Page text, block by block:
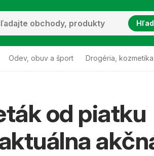
Odev, obuv a šport Drogéria, kozmetika
od piatku